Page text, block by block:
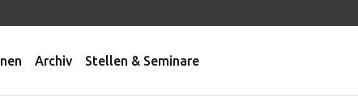
Archiv Stellen & Seminare